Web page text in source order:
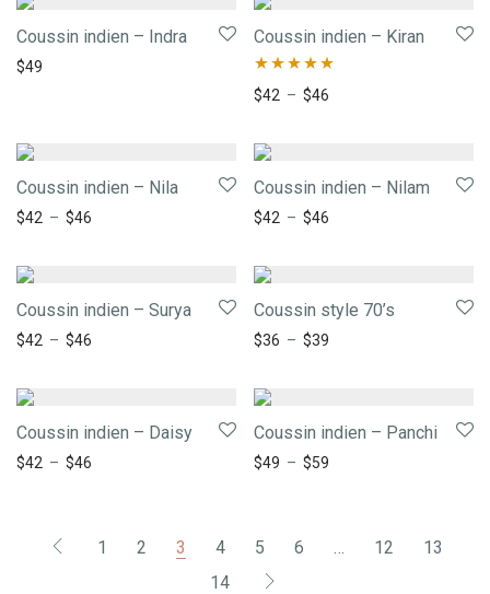
Coussin indien – Indra
$49
Coussin indien – Kiran
Note 5.00
$42 – $46
Coussin indien – Nila
$42 – $46
Coussin indien – Nilam
$42 – $46
Coussin indien – Surya
$42 – $46
Coussin style 70’s
$36 – $39
Coussin indien – Daisy
$42 – $46
Coussin indien – Panchi
$49 – $59
1 2 3 4 5 6 12
13
14